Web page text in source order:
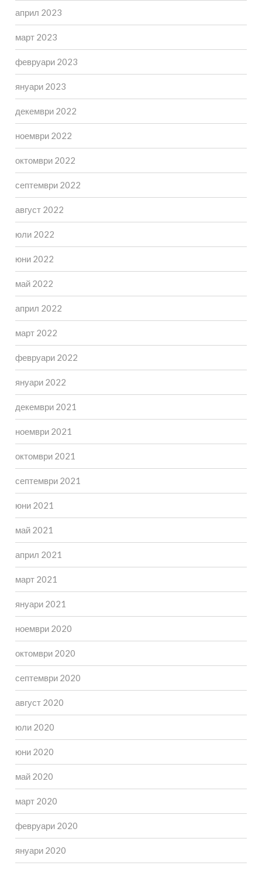
април 2023
март 2023
февруари 2023
януари 2023
декември 2022
ноември 2022
октомври 2022
септември 2022
август 2022
юли 2022
юни 2022
май 2022
април 2022
март 2022
февруари 2022
януари 2022
декември 2021
ноември 2021
октомври 2021
септември 2021
юни 2021
май 2021
април 2021
март 2021
януари 2021
ноември 2020
октомври 2020
септември 2020
август 2020
юли 2020
юни 2020
май 2020
март 2020
февруари 2020
януари 2020